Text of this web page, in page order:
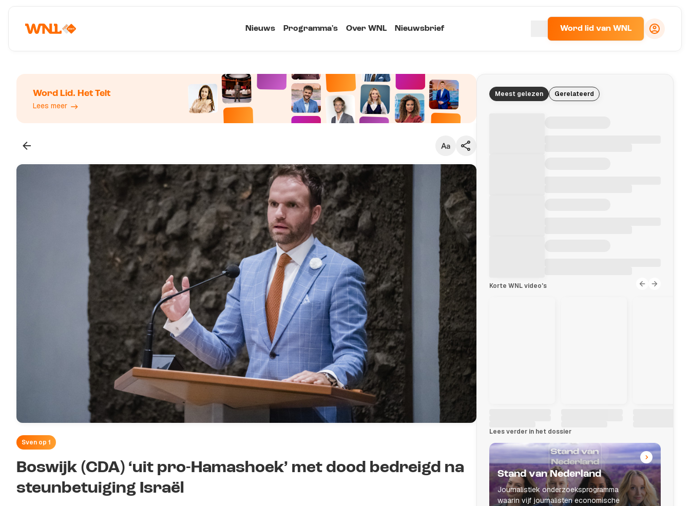
Nieuws Programma's Over WNL Nieuwsbrief Word lid van WNL
Word Lid. Het Telt
Lees meer
Standaard
Kopieer link
Sven op 1
Boswijk (CDA) ‘uit pro-Hamashoek’ met dood bedreigd na
steunbetuiging Israël
Meest gelezen Gerelateerd
Korte WNL video's
Lees verder in het dossier
Stand van Nederland
Journalistiek onderzoeksprogramma
waarin vijf journalisten economische